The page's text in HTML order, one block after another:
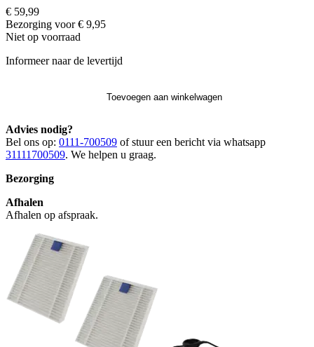
€ 59,99
Bezorging voor € 9,95
Niet op voorraad
Informeer naar de levertijd
Toevoegen aan winkelwagen
Advies nodig?
Bel ons op: 0111-700509 of stuur een bericht via whatsapp
31111700509. We helpen u graag.
Bezorging
Afhalen
Afhalen op afspraak.